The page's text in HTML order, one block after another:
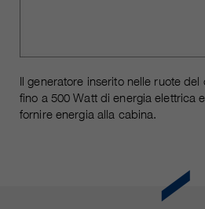
Il generatore inserito nelle ruote
fino a 500 Watt di energia elettrica
fornire energia alla cabina.